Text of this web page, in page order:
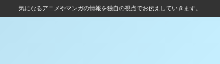
気になるアニメやマンガの情報を独自の視点でお伝えしていきます。